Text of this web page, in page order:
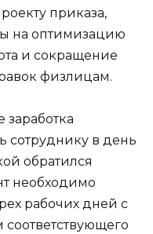
приказа,
на оптимизацию
и сокращение
физлицам.
сотруднику в день
обратился
необходимо
рабочих дней с